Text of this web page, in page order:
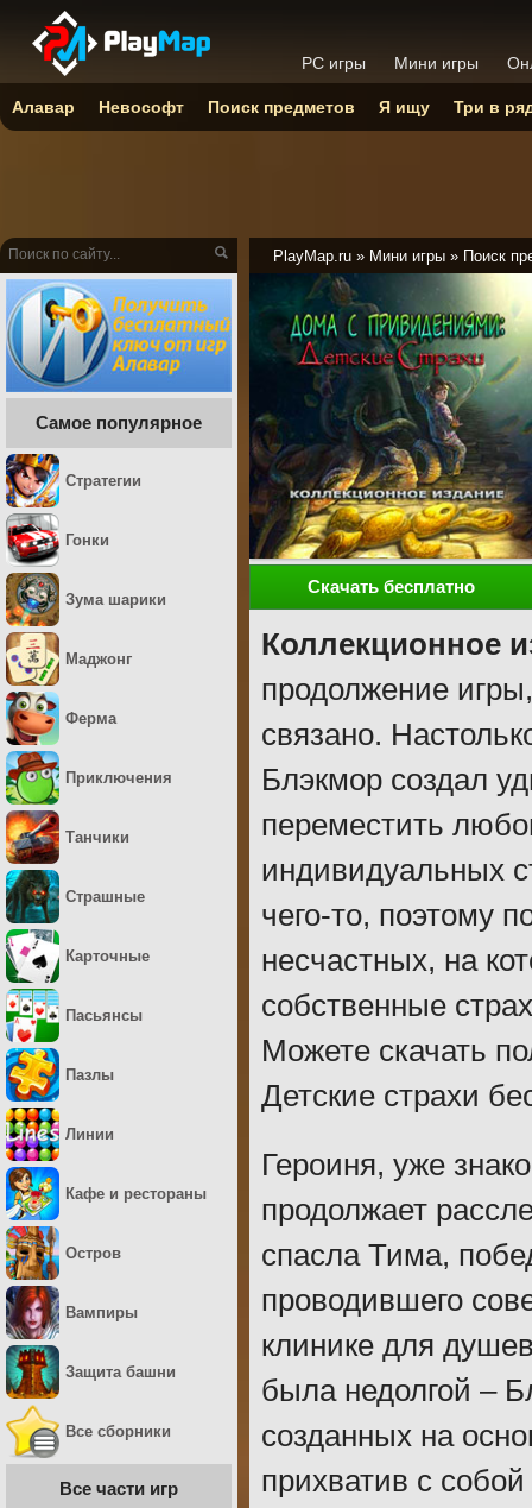
PlayMap.ru » Мини игры » Поиск
Скачать бесплатно
Коллекционное
продолжение
связано.
Блэкмор создал
переместить
индивидуальных
чего-то, поэтому
несчастных, на
собственные
Можете скачать
Детские страхи
Героиня, уже
продолжает
спасла Тима,
проводившего
клинике для
была недолгой –
созданных на
прихватив с
Самое популярное
Стратегии
Гонки
Зума шарики
Маджонг
Ферма
Приключения
Танчики
Страшные
Карточные
Пасьянсы
Пазлы
Линии
Кафе и рестораны
Остров
Вампиры
Защита башни
Все сборники
Все части игр
PC игры Мини игры
Алавар Невософт Поиск предметов Я ищу Три в